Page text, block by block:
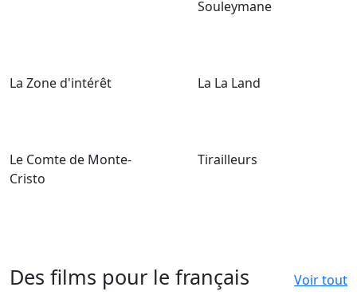
Souleymane
La Zone d'intérêt La La Land
Le Comte de Monte-
Cristo
Tirailleurs
Des films pour le français Voir tout